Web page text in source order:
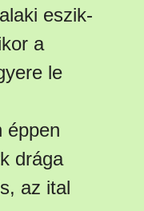
eszik-
a
le
éppen
drága
az ital